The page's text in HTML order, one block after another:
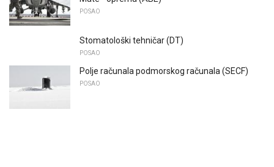
POSAO
Stomatološki tehničar (DT)
POSAO
Polje računala podmorskog računala (SECF)
POSAO